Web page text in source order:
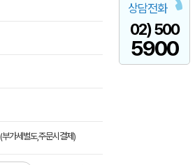
상담전화
02) 500
5900
(부가세별도,주문시결제)